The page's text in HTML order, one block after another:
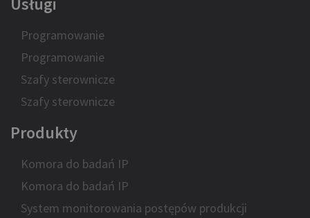
Programowanie
Programowanie
Szafy sterownicze
Szafy sterownicze
Produkty
Komora do badań IP
Komora do badań IP
System monitorowania postępów produkcji